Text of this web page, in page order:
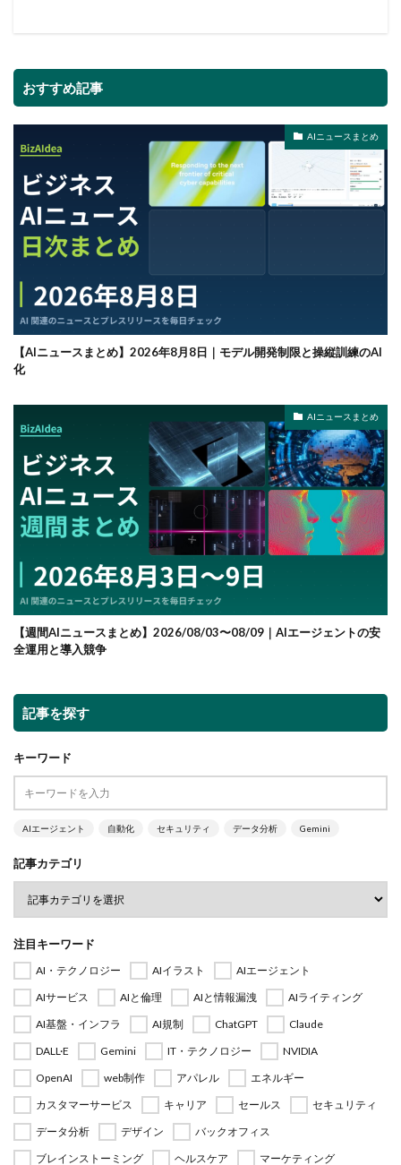
おすすめ記事
AIニュースまとめ
【AIニュースまとめ】2026年8月8日｜モデル開発制限と操縦訓練のAI
化
AIニュースまとめ
【週間AIニュースまとめ】2026/08/03〜08/09｜AIエージェントの安
全運用と導入競争
記事を探す
キーワード
AIエージェント 自動化 セキュリティ データ分析 Gemini
記事カテゴリ
注目キーワード
AI・テクノロジー AIイラスト
AIエージェント
AIサービス
AIと倫理 AIと情報漏洩
AIライティング
AI基盤・インフラ
AI規制 ChatGPT
Claude
DALL·E
Gemini IT・テクノロジー
NVIDIA
OpenAI
web制作 アパレル
エネルギー
カスタマーサービス
キャリア セールス
セキュリティ
データ分析
デザイン
バックオフィス
ブレインストーミング
ヘルスケア マーケティング